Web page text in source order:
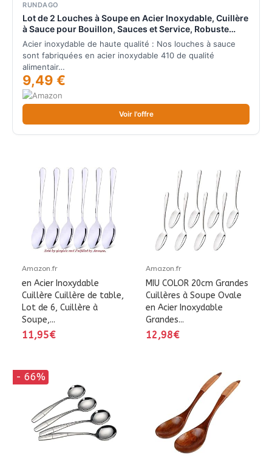
RUNDAGO
Lot de 2 Louches à Soupe en Acier Inoxydable, Cuillère
à Sauce pour Bouillon, Sauces et Service, Robuste
Cuillères à Soupe pour Cuisine, Restaurant et Hôtel,
Passe au Lave, Vaisselle, Argent
Acier inoxydable de haute qualité : Nos louches à sauce
sont fabriquées en acier inoxydable 410 de qualité
alimentair…
9,49 €
Voir l'offre
Amazon.fr
en Acier Inoxydable
Cuillère Cuillère de table,
Lot de 6, Cuillère à
Soupe,...
11,95€
Amazon.fr
MIU COLOR 20cm Grandes
Cuillères à Soupe Ovale
en Acier Inoxydable
Grandes...
12,98€
- 66%